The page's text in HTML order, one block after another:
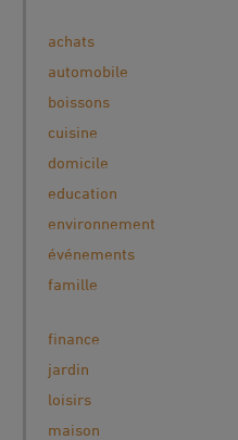
achats
automobile
boissons
cuisine
domicile
education
environnement
événements
famille
finance
jardin
loisirs
maison